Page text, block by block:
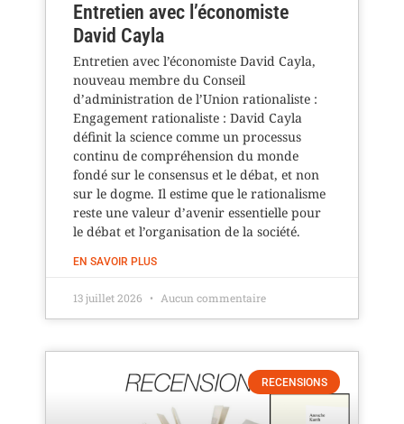
Entretien avec l’économiste
David Cayla
Entretien avec l’économiste David Cayla,
nouveau membre du Conseil
d’administration de l’Union rationaliste :
Engagement rationaliste : David Cayla
définit la science comme un processus
continu de compréhension du monde
fondé sur le consensus et le débat, et non
sur le dogme. Il estime que le rationalisme
reste une valeur d’avenir essentielle pour
le débat et l’organisation de la société.
EN SAVOIR PLUS
13 juillet 2026 Aucun commentaire
RECENSIONS